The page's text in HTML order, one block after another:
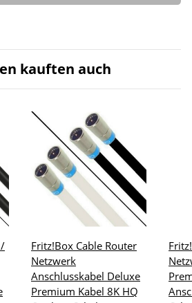
kauften auch
Fritz!Box Cable Router
Netzwerk
Anschlusskabel Deluxe
Premium Kabel 8K HQ